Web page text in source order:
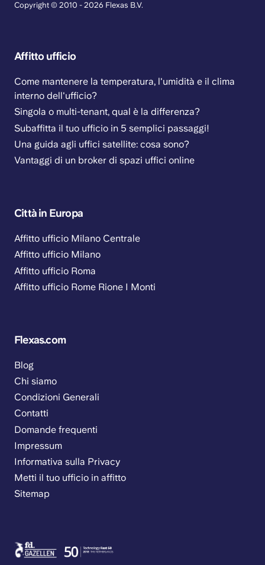
Copyright © 2010 - 2026 Flexas B.V.
Affitto ufficio
Come mantenere la temperatura, l'umidità e il clima
interno dell'ufficio?
Singola o multi-tenant, qual è la differenza?
Subaffitta il tuo ufficio in 5 semplici passaggi!
Una guida agli uffici satellite: cosa sono?
Vantaggi di un broker di spazi uffici online
Città in Europa
Affitto ufficio Milano Centrale
Affitto ufficio Milano
Affitto ufficio Roma
Affitto ufficio Rome Rione I Monti
Flexas.com
Blog
Chi siamo
Condizioni Generali
Contatti
Domande frequenti
Impressum
Informativa sulla Privacy
Metti il tuo ufficio in affitto
Sitemap